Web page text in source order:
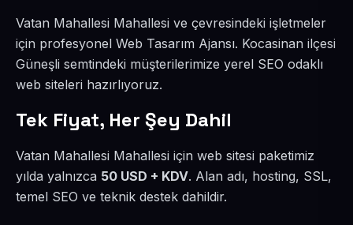
Vatan Mahallesi Mahallesi ve çevresindeki işletmeler
için profesyonel Web Tasarım Ajansı. Kocasinan ilçesi
Güneşli semtindeki müşterilerimize yerel SEO odaklı
web siteleri hazırlıyoruz.
Tek Fiyat, Her Şey Dahil
Vatan Mahallesi Mahallesi için web sitesi paketimiz
yılda yalnızca 50 USD + KDV. Alan adı, hosting, SSL,
temel SEO ve teknik destek dahildir.